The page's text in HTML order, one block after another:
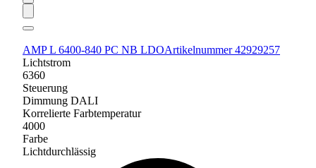
AMP L 6400-840 PC NB LDOArtikelnummer 42929257
Lichtstrom
6360
Steuerung
Dimmung DALI
Korrelierte Farbtemperatur
4000
Farbe
Lichtdurchlässig